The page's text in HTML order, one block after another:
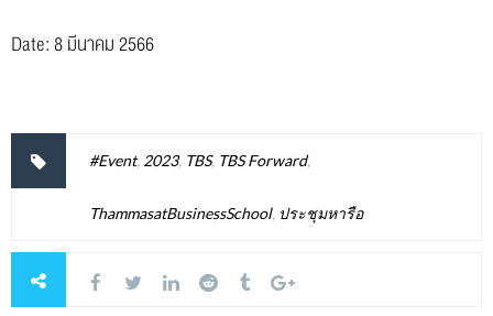
Date: 8 มีนาคม 2566
#Event, 2023, TBS, TBS Forward,
ThammasatBusinessSchool, ประชุมหารือ